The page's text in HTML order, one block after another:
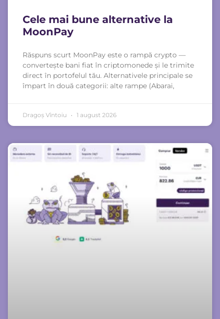
Cele mai bune alternative la
MoonPay
Răspuns scurt MoonPay este o rampă crypto —
convertește bani fiat în criptomonede și le trimite
direct în portofelul tău. Alternativele principale se
împart în două categorii: alte rampe (Abarai,
Dragoș Vîntoiu 1 august 2026